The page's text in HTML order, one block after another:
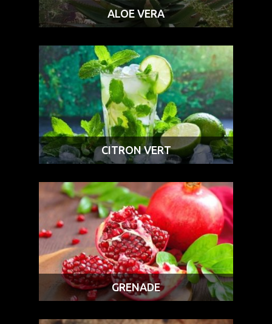
ALOE VERA
CITRON VERT
GRENADE